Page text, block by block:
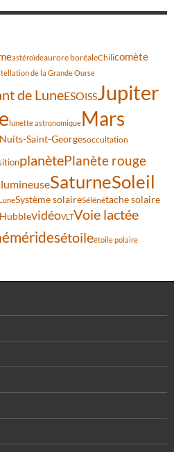
astéroïdeaurore boréaleChilicomète
de la Grande Ourse
de LuneESOISSJupiter
lunette astronomiqueMars
Nuits-Saint-Georgesoccultation
planètePlanète rouge
SaturneSoleil
Système solaireSélénétache solaire
vidéoVLTVoie lactée
étoileétoile polaire